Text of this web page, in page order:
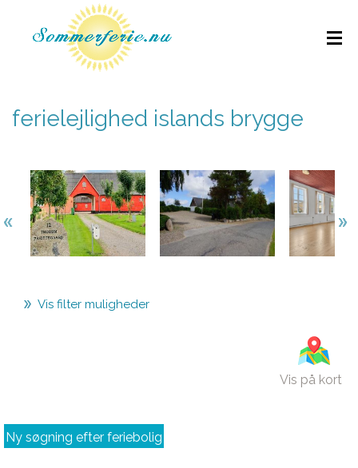
ferielejlighed islands brygge
Vis filter muligheder
Vis på kort
Ny søgning efter feriebolig